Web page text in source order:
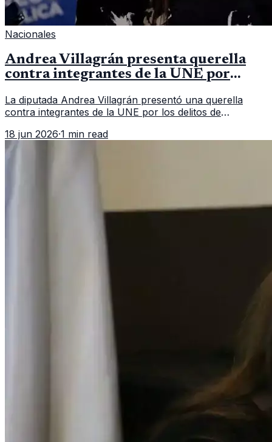
Nacionales
Andrea Villagrán presenta querella
contra integrantes de la UNE por
La diputada Andrea Villagrán presentó una querella
contra integrantes de la UNE por los delitos de
18 jun 2026·1 min read